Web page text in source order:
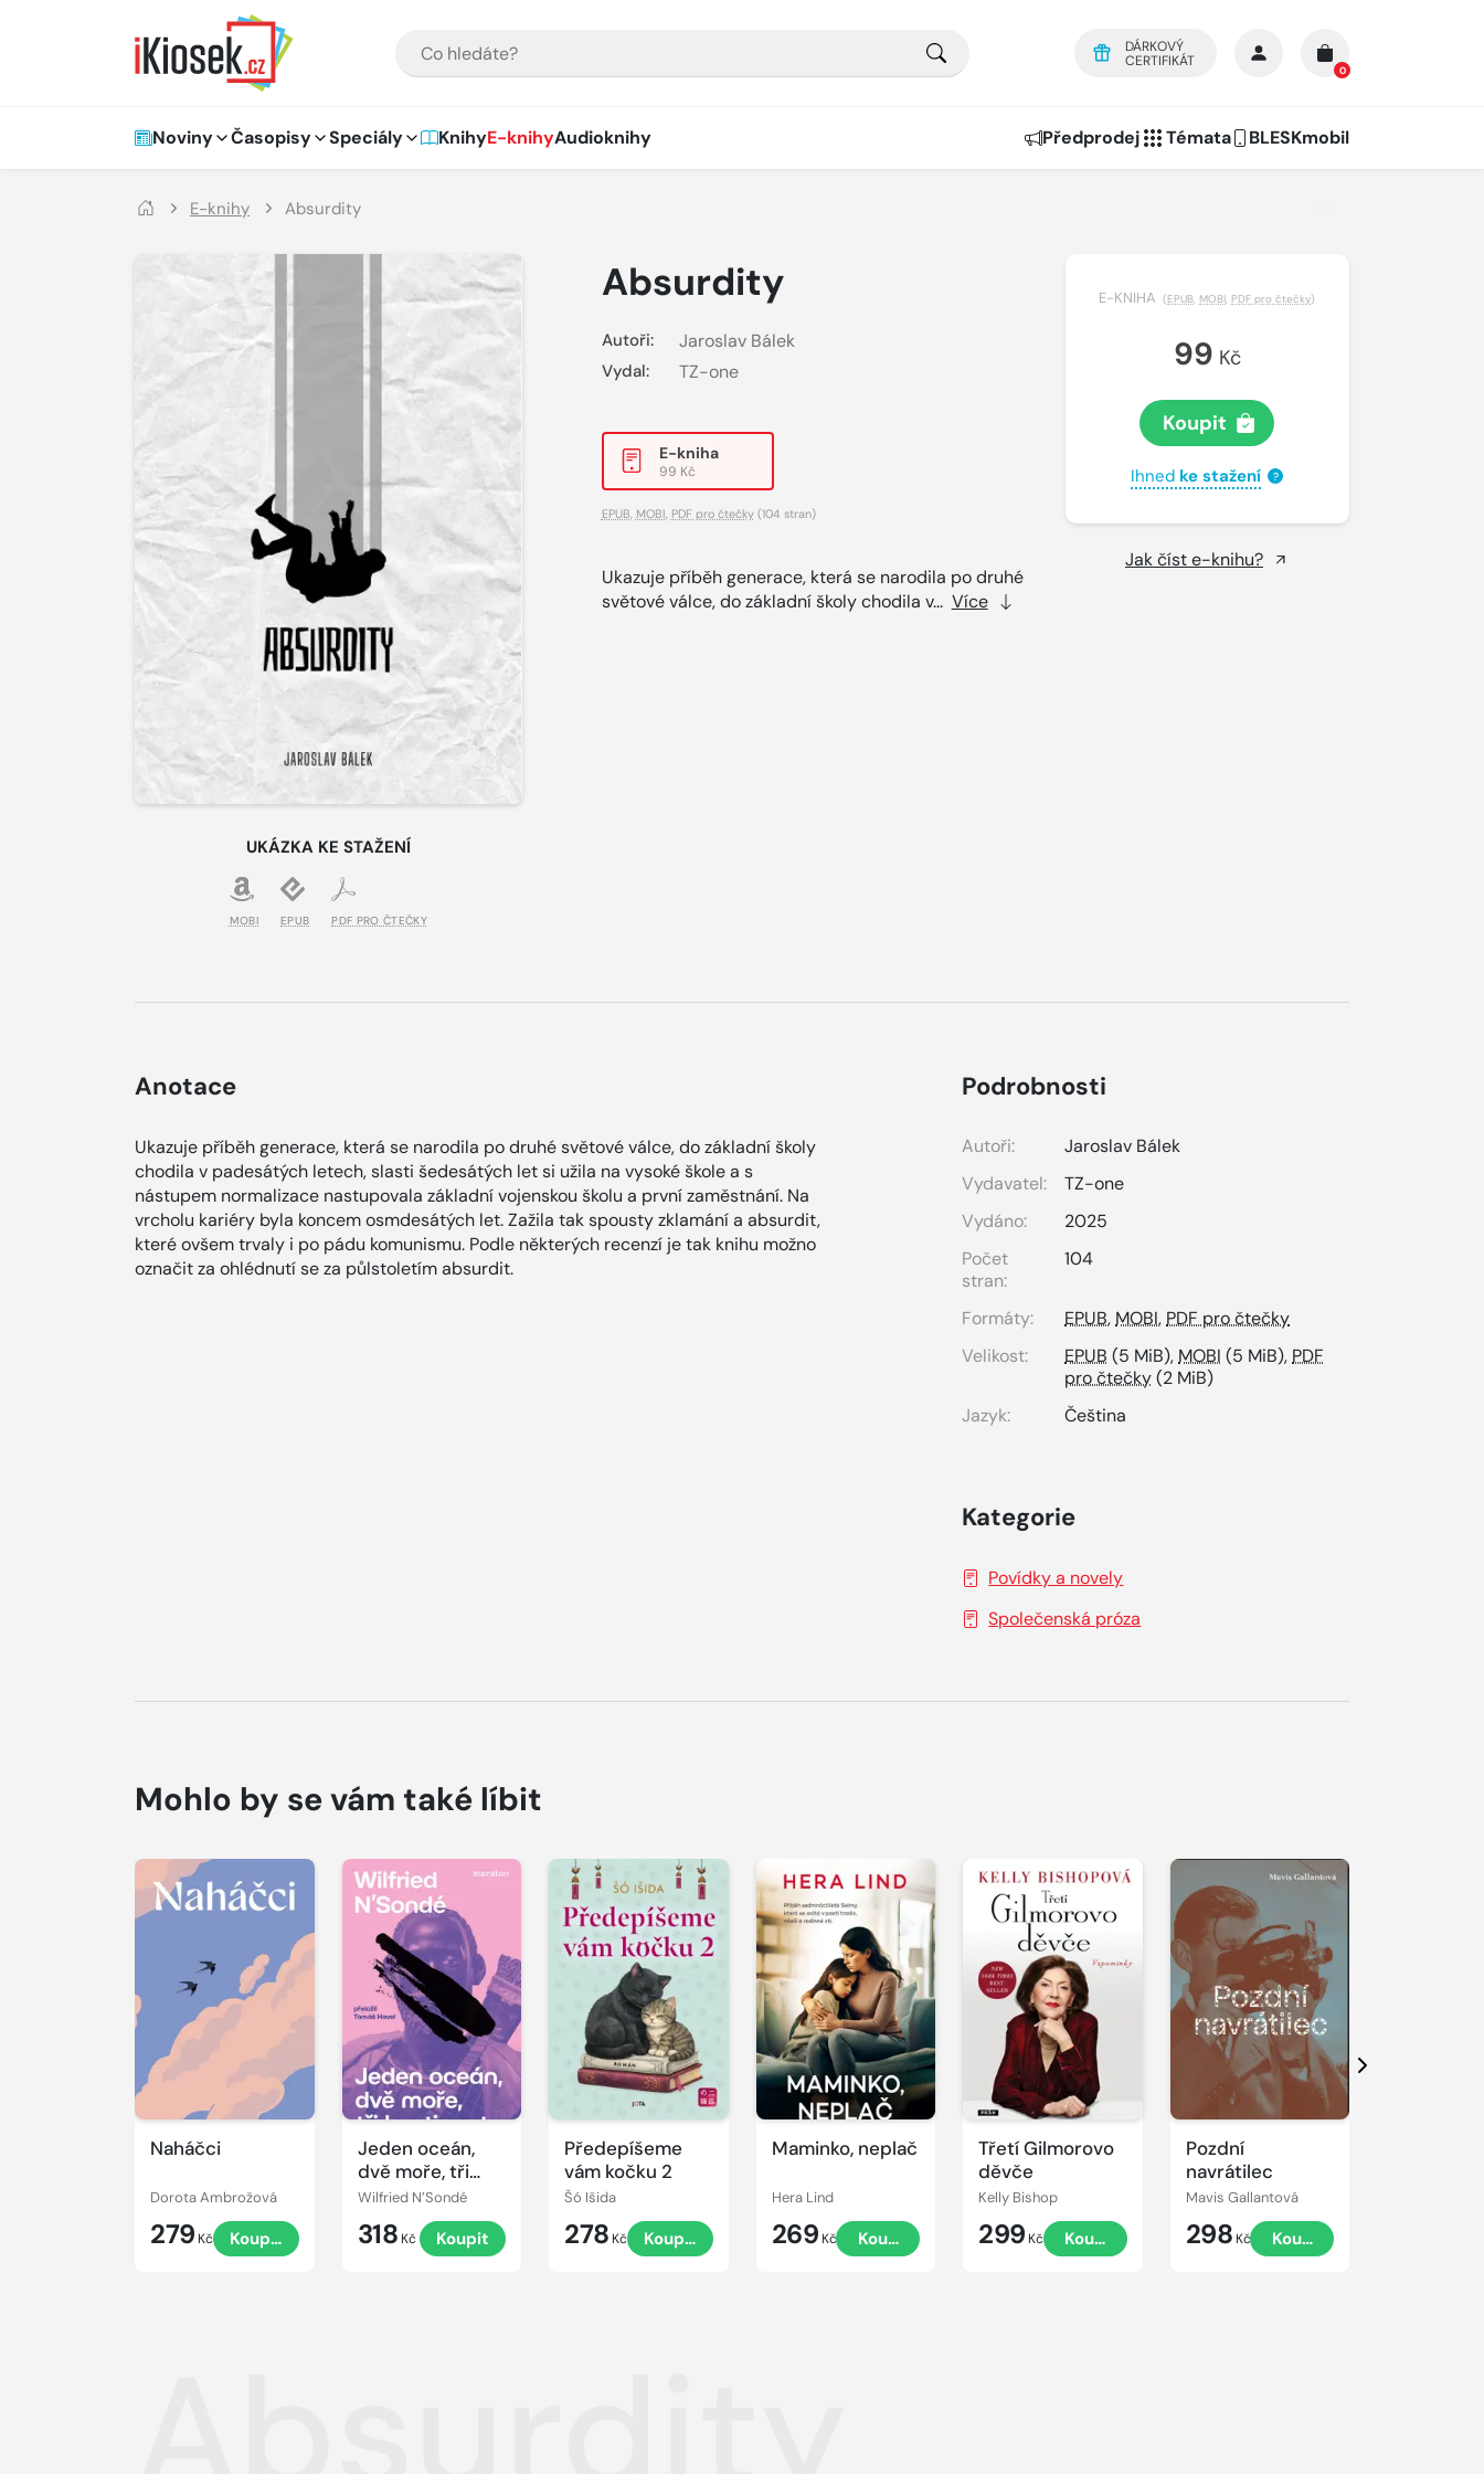
DÁRKOVÝ
CERTIFIKÁT
0
Hlavní navigace
Noviny Časopisy Speciály KnihyE-knihyAudioknihy Předprodej Témata BLESKmobil
E-knihy Absurdity
UKÁZKA KE STAŽENÍ
MOBI EPUB PDF PRO ČTEČKY
Absurdity
Autoři: Jaroslav Bálek
Vydal: TZ-one
E-kniha
99 Kč
EPUB MOBI PDF pro čtečky(104 stran)
Ukazuje příběh generace, která se narodila po druhé
světové válce, do základní školy chodila v... Více
E-KNIHA (EPUB, MOBI, PDF pro čtečky)
99 Kč
Koupit
Ihned ke stažení ?
Jak číst e-knihu?
Anotace
Ukazuje příběh generace, která se narodila po druhé světové válce, do základní školy
chodila v padesátých letech, slasti šedesátých let si užila na vysoké škole a s
nástupem normalizace nastupovala základní vojenskou školu a první zaměstnání. Na
vrcholu kariéry byla koncem osmdesátých let. Zažila tak spousty zklamání a absurdit,
které ovšem trvaly i po pádu komunismu. Podle některých recenzí je tak knihu možno
označit za ohlédnutí se za půlstoletím absurdit.
Podrobnosti
Autoři:
Jaroslav Bálek
Vydavatel:
TZ-one
Vydáno:
2025
Počet
stran:
104
Formáty: EPUB, MOBI, PDF pro čtečky
Velikost:
EPUB (5 MiB), MOBI (5 MiB), PDF
pro čtečky(2 MiB)
Jazyk:
Čeština
Kategorie
Povídky a novely
Společenská próza
Mohlo by se vám také líbit
Naháčci
Dorota Ambrožová
279 Kč Koupit
Jeden oceán,
dvě moře, tři
kontinenty
Wilfried N’Sondé
318 Kč Koupit
Předepíšeme
vám kočku 2
Šó Išida
278 Kč Koupit
Maminko, neplač
Hera Lind
269 Kč Koupit
Třetí Gilmorovo
děvče
Kelly Bishop
299 Kč Koupit
Pozdní
navrátilec
Mavis Gallantová
298 Kč Koupit
Další